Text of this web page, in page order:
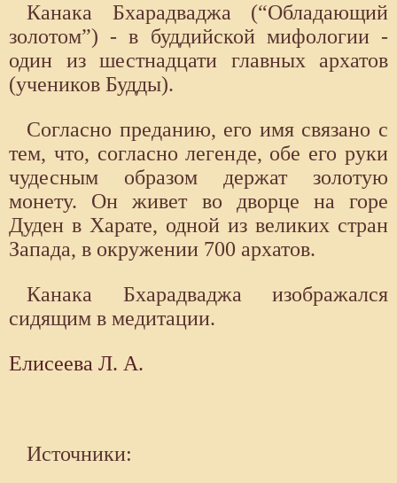
Канака Бхарадваджа (“Обладающий
золотом”) - в буддийской мифологии -
один из шестнадцати главных архатов
(учеников Будды).
Согласно преданию, его имя связано с
тем, что, согласно легенде, обе его руки
чудесным образом держат золотую
монету. Он живет во дворце на горе
Дуден в Харате, одной из великих стран
Запада, в окружении 700 архатов.
Канака Бхарадваджа изображался
сидящим в медитации.
Елисеева Л. А.
Источники: